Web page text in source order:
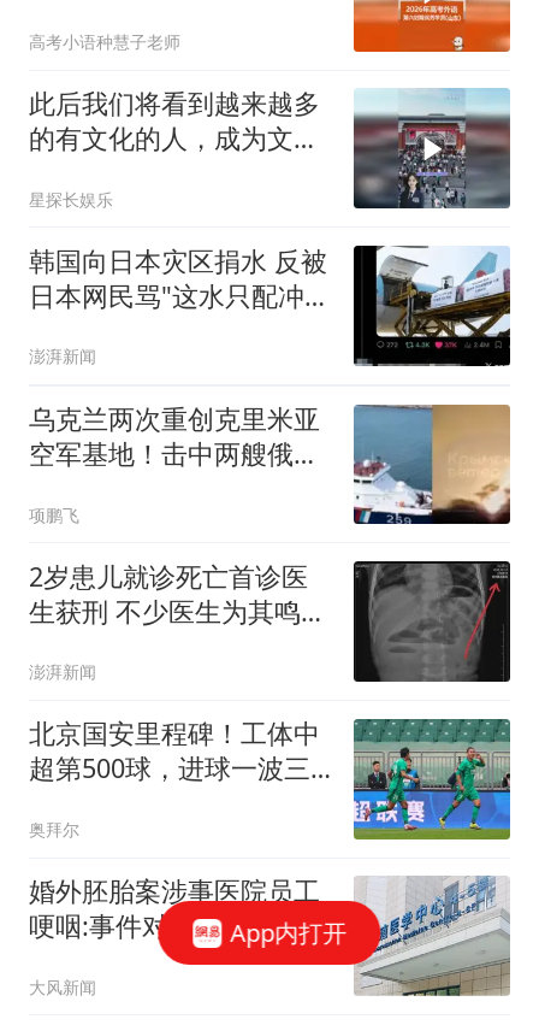
高考小语种慧子老师
此后我们将看到越来越多
的有文化的人，成为文化
星探长娱乐
韩国向日本灾区捐水 反被
日本网民骂"这水只配冲马
澎湃新闻
乌克兰两次重创克里米亚
空军基地！击中两艘俄罗
项鹏飞
2岁患儿就诊死亡首诊医
生获刑 不少医生为其鸣不
澎湃新闻
北京国安里程碑！工体中
超第500球，进球一波三
奥拜尔
婚外胚胎案涉事医院员工
哽咽:事件对医院造成较大
大风新闻
App内打开